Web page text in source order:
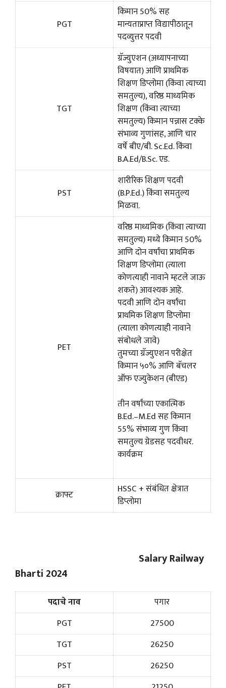
PGT
किमान 50% सह
मान्यताप्राप्त विद्यापीठातून
पदव्युत्तर पदवी
TGT
ग्रॅज्युएशन (अध्यापनाच्या
विषयात) आणि प्राथमिक
शिक्षण डिप्लोमा (किंवा त्याच्या
समतुल्य), वरिष्ठ माध्यमिक
शिक्षण (किंवा त्याच्या
समतुल्य) किमान पन्नास टक्के
संभाव्य गुणांसह, आणि चार
वर्षे बीए/बी. Sc.Ed. किंवा
B.A.Ed/B.Sc. एड.
PST
शारीरिक शिक्षण पदवी
(B.P.Ed.) किंवा समतुल्य
मिळवा.
PET
वरिष्ठ माध्यमिक (किंवा त्याच्या
समतुल्य) मध्ये किमान 50%
आणि दोन वर्षांचा प्राथमिक
शिक्षण डिप्लोमा (त्याला
कोणत्याही नावाने म्हटले जाऊ
शकते) आवश्यक आहे.
पदवी आणि दोन वर्षांचा
प्राथमिक शिक्षण डिप्लोमा
(त्याला कोणत्याही नावाने
संबोधले जावे)
तुमच्या ग्रॅज्युएशन परीक्षेत
किमान ५०% आणि बॅचलर
ऑफ एज्युकेशन (बीएड)
तीन वर्षांच्या एकात्मिक
B.Ed.–M.Ed सह किमान
55% संभाव्य गुण किंवा
समतुल्य ग्रेडसह पदवीधर.
कार्यक्रम
क्राफ्ट
HSSC + संबंधित क्षेत्रात
डिप्लोमा
Salary Railway
Bharti 2024
पदाचे नाव
पगार
PGT
27500
TGT
26250
PST
26250